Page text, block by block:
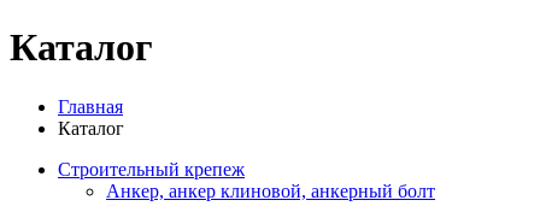
Каталог
Главная
Каталог
Строительный крепеж
Анкер, анкер клиновой, анкерный болт